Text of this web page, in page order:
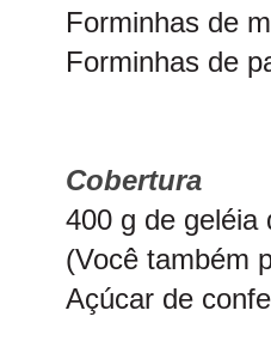
Forminhas de
Forminhas de
Cobertura
400 g de geléia
(Você também
Açúcar de